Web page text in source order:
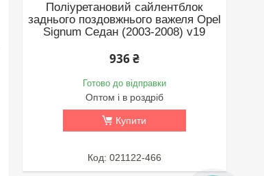
Поліуретановий сайлентблок
заднього поздовжнього важеля Opel
Signum Седан (2003-2008) v19
936 ₴
Готово до відправки
Оптом і в роздріб
Купити
021122-466